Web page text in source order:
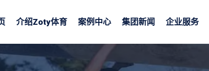
介绍Zoty体育 案例中心 集团新闻 企业服务